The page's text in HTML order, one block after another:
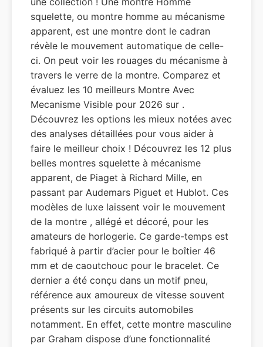
squelette, ou montre homme au mécanisme
apparent, est une montre dont le cadran
révèle le mouvement automatique de celle-
ci. On peut voir les rouages du mécanisme à
travers le verre de la montre. Comparez et
évaluez les 10 meilleurs Montre Avec
Mecanisme Visible pour 2026 sur .
Découvrez les options les mieux notées avec
des analyses détaillées pour vous aider à
faire le meilleur choix ! Découvrez les 12 plus
belles montres squelette à mécanisme
apparent, de Piaget à Richard Mille, en
passant par Audemars Piguet et Hublot. Ces
modèles de luxe laissent voir le mouvement
de la montre , allégé et décoré, pour les
amateurs de horlogerie. Ce garde-temps est
fabriqué à partir d’acier pour le boîtier 46
mm et de caoutchouc pour le bracelet. Ce
dernier a été conçu dans un motif pneu,
référence aux amoureux de vitesse souvent
présents sur les circuits automobiles
notamment. En effet, cette montre masculine
par Graham dispose d’une fonctionnalité